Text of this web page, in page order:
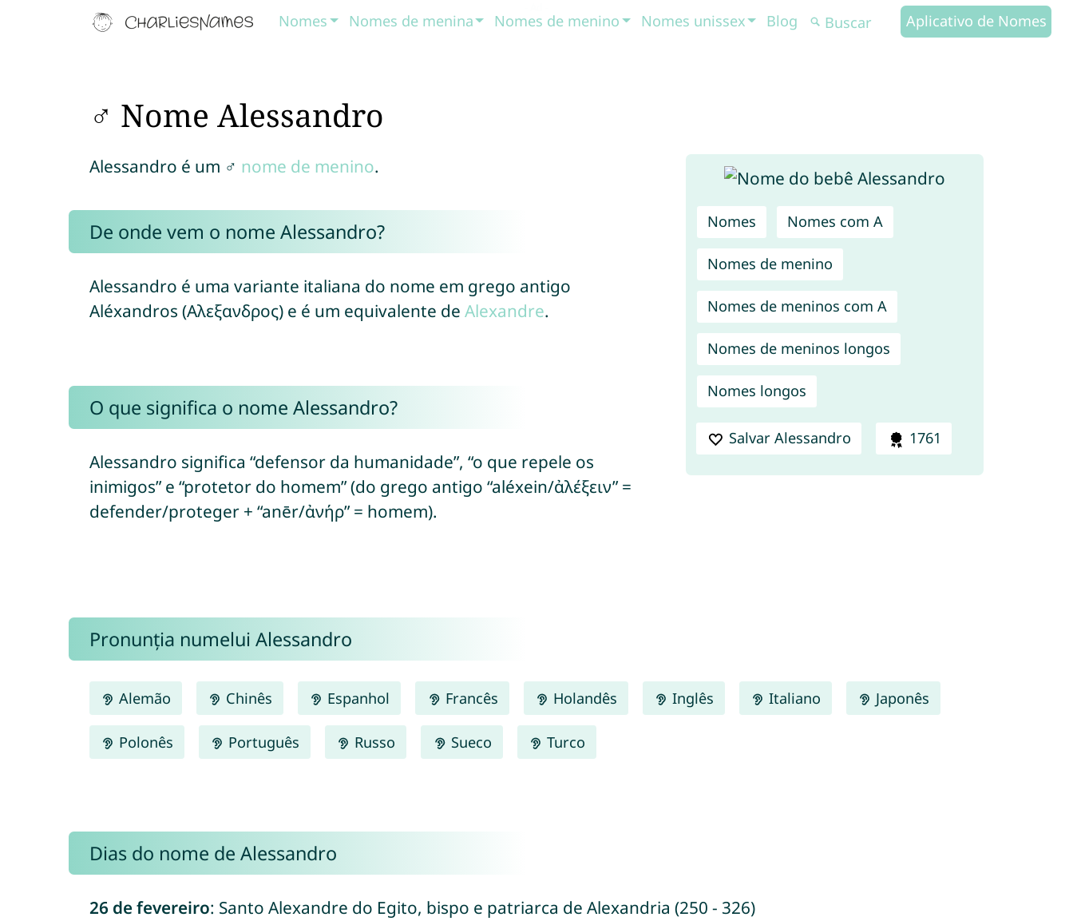
Nomes Nomes de menina Nomes de menino Nomes unissex Blog Aplicativo de Nomes
♂ Nome Alessandro
Nomes Nomes com A
Nomes de menino
Nomes de meninos com A
Nomes de meninos longos
Nomes longos
Salvar Alessandro 1761
Alessandro é um ♂ nome de menino.
De onde vem o nome Alessandro?
Alessandro é uma variante italiana do nome em grego antigo
Aléxandros (Αλεξανδρος) e é um equivalente de Alexandre.
O que significa o nome Alessandro?
Alessandro significa “defensor da humanidade”, “o que repele os
inimigos” e “protetor do homem” (do grego antigo “aléxein/ἀλέξειν” =
defender/proteger + “anēr/ἀνήρ” = homem).
Pronunția numelui Alessandro
Alemão Chinês Espanhol Francês Holandês Inglês Italiano Japonês
Polonês Português Russo Sueco Turco
Dias do nome de Alessandro
26 de fevereiro: Santo Alexandre do Egito, bispo e patriarca de Alexandria (250 - 326)